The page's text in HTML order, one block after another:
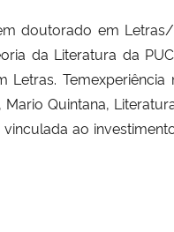
doutorado em
da Literatura da
Quintana,
ao